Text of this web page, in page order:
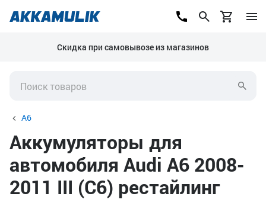
Скидка при самовывозе из магазинов
A6
Аккумуляторы для
автомобиля Audi A6 2008-
2011 III (C6) рестайлинг